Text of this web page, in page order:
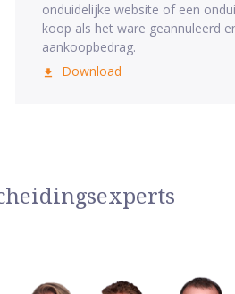
onduidelijke website of een
koop als het ware geannuleerd
aankoopbedrag.
Download